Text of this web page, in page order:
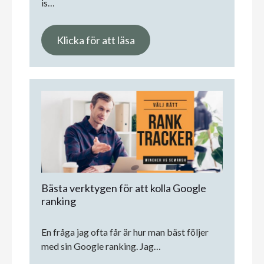
is…
Klicka för att läsa
Bästa verktygen för att kolla Google
ranking
En fråga jag ofta får är hur man bäst följer
med sin Google ranking. Jag…